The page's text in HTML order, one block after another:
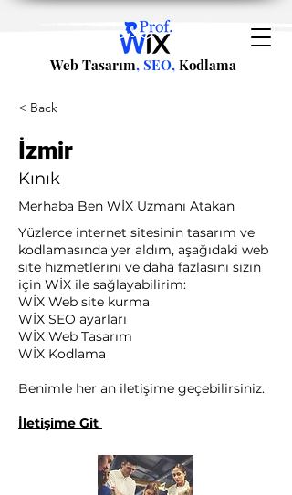
Web Tasarım, SEO, Kodlama
< Back
İzmir
Kınık
Merhaba Ben WİX Uzmanı Atakan
Yüzlerce internet sitesinin tasarım ve
kodlamasında yer aldım, aşağıdaki web
site hizmetlerini ve daha fazlasını sizin
için WİX ile sağlayabilirim:​ ​
WİX Web site kurma
WİX SEO ayarları
WİX Web Tasarım
WİX Kodlama ​
Benimle her an iletişime geçebilirsiniz.
İletişime Git